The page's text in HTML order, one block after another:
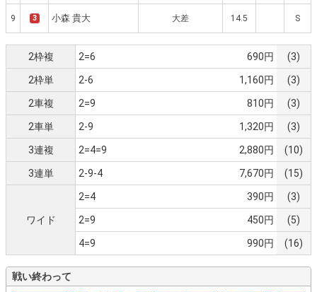
9 3 小森 貴大 大差 14.5 S
2枠複 2=6 690円 (3)
2枠単 2-6 1,160円 (3)
2車複 2=9 810円 (3)
2車単 2-9 1,320円 (3)
3連複 2=4=9 2,880円 (10)
3連単 2-9-4 7,670円 (15)
ワイド
2=4 390円 (3)
2=9 450円 (5)
4=9 990円 (16)
戦い終わって